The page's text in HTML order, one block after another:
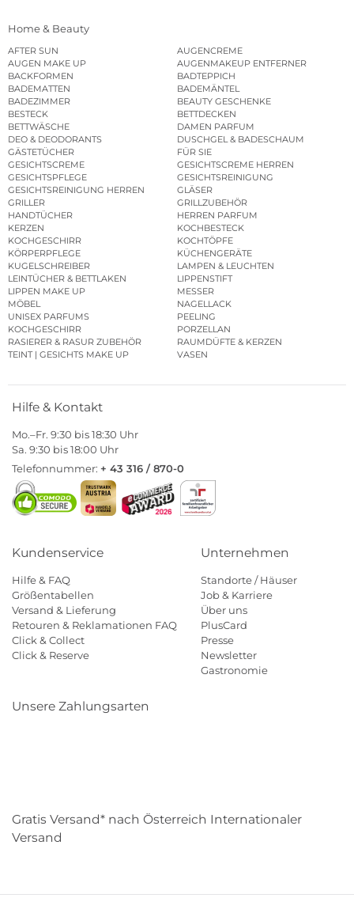
Home & Beauty
AFTER SUN
AUGENCREME
AUGEN MAKE UP
AUGENMAKEUP ENTFERNER
BACKFORMEN
BADTEPPICH
BADEMATTEN
BADEMÄNTEL
BADEZIMMER
BEAUTY GESCHENKE
BESTECK
BETTDECKEN
BETTWÄSCHE
DAMEN PARFUM
DEO & DEODORANTS
DUSCHGEL & BADESCHAUM
GÄSTETÜCHER
FÜR SIE
GESICHTSCREME
GESICHTSCREME HERREN
GESICHTSPFLEGE
GESICHTSREINIGUNG
GESICHTSREINIGUNG HERREN
GLÄSER
GRILLER
GRILLZUBEHÖR
HANDTÜCHER
HERREN PARFUM
KERZEN
KOCHBESTECK
KOCHGESCHIRR
KOCHTÖPFE
KÖRPERPFLEGE
KÜCHENGERÄTE
KUGELSCHREIBER
LAMPEN & LEUCHTEN
LEINTÜCHER & BETTLAKEN
LIPPENSTIFT
LIPPEN MAKE UP
MESSER
MÖBEL
NAGELLACK
UNISEX PARFUMS
PEELING
KOCHGESCHIRR
PORZELLAN
RASIERER & RASUR ZUBEHÖR
RAUMDÜFTE & KERZEN
TEINT | GESICHTS MAKE UP
VASEN
Hilfe & Kontakt
Mo.–Fr. 9:30 bis 18:30 Uhr
Sa. 9:30 bis 18:00 Uhr
Telefonnummer: + 43 316 / 870-0
Kundenservice
Hilfe & FAQ
Größentabellen
Versand & Lieferung
Retouren & Reklamationen FAQ
Click & Collect
Click & Reserve
Unternehmen
Standorte / Häuser
Job & Karriere
Über uns
PlusCard
Presse
Newsletter
Gastronomie
Unsere Zahlungsarten
Gratis Versand* nach Österreich Internationaler
Versand